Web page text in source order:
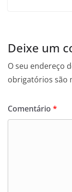
Deixe um
O seu endereço
obrigatórios são
Comentário *